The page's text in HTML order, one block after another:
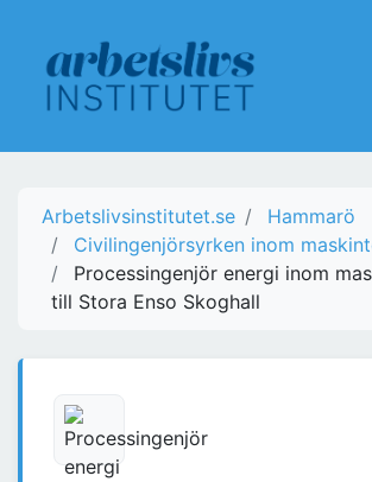
Arbetslivsinstitutet.se
Hammarö
Civilingenjörsyrken inom
Processingenjör energi inom
till Stora Enso Skoghall